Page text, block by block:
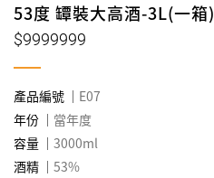
53度 罈裝大高酒-3L(一箱)
$9999999
產品編號
E07
年份
當年度
容量
3000ml
酒精
53%